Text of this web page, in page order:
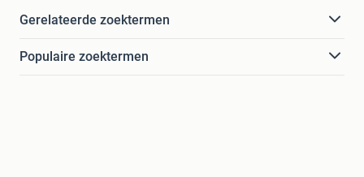
Gerelateerde zoektermen
Populaire zoektermen